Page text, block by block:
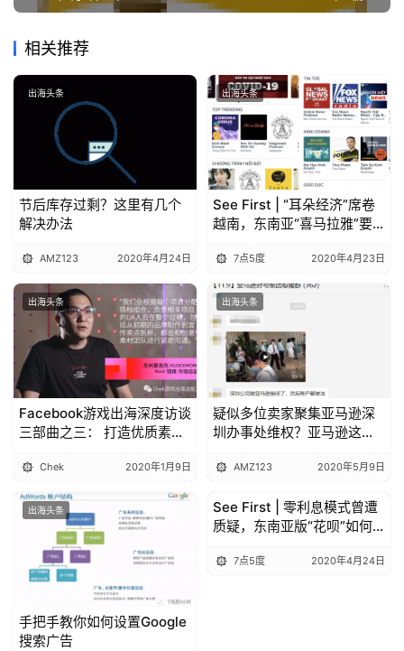
相关推荐
出海头条
节后库存过剩？这里有几个
解决办法
AMZ123 2020年4月24日
出海头条
See First | “耳朵经济”席卷
越南，东南亚“喜马拉雅”要
7点5度 2020年4月23日
出海头条
Facebook游戏出海深度访谈
三部曲之三： 打造优质素
成效Chek 2020年1月9日
出海头条
疑似多位卖家聚集亚马逊深
圳办事处维权？亚马逊这样
AMZ123 2020年5月9日
出海头条
手把手教你如何设置Google
搜索广告
出海头条
See First | 零利息模式曾遭
质疑，东南亚版“花呗”如何
7点5度 2020年4月24日